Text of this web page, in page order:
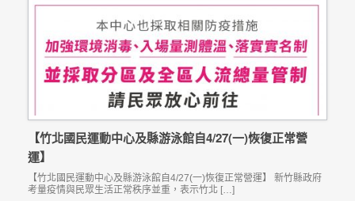
【竹北國民運動中心及縣游泳館自4/27(一)恢復正常營
運】
【竹北國民運動中心及縣游泳館自4/27(一)恢復正常營運】 新竹縣政府
考量疫情與民眾生活正常秩序並重，表示竹北 […]